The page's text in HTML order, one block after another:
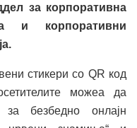
за корпоративна
и корпоративни
стикери со QR код
можеа да
за безбедно онлајн